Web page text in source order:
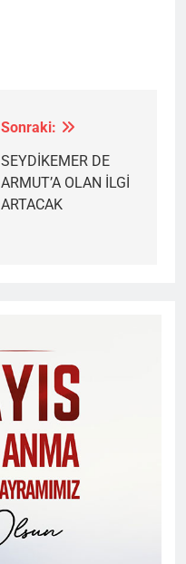
Sonraki:
SEYDİKEMER DE
ARMUT’A OLAN İLGİ
ARTACAK